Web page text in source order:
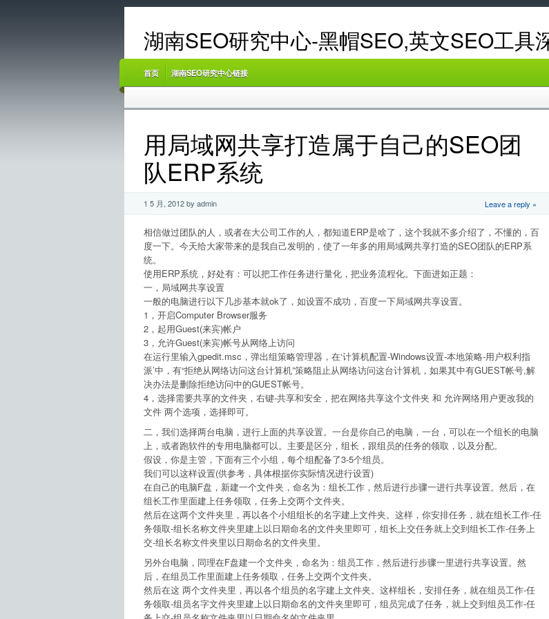
湖南SEO研究中心-黑帽SEO,英文SEO工具
首页 湖南SEO研究中心链接
用局域网共享打造属于自己的SEO团
队ERP系统
1 5 月, 2012 by admin Leave a reply »
相信做过团队的人，或者在大公司工作的人，都知道ERP是啥了，这个我就不多介绍了，不懂的，百
度一下。今天给大家带来的是我自己发明的，使了一年多的用局域网共享打造的SEO团队的ERP系
统。
使用ERP系统，好处有：可以把工作任务进行量化，把业务流程化。下面进如正题：
一，局域网共享设置
一般的电脑进行以下几步基本就ok了，如设置不成功，百度一下局域网共享设置。
1，开启Computer Browser服务
2，起用Guest(来宾)帐户
3，允许Guest(来宾)帐号从网络上访问
在运行里输入gpedit.msc，弹出组策略管理器，在‘计算机配置-Windows设置-本地策略-用户权利指
派’中，有“拒绝从网络访问这台计算机”策略阻止从网络访问这台计算机，如果其中有GUEST帐号,解
决办法是删除拒绝访问中的GUEST帐号。
4，选择需要共享的文件夹，右键-共享和安全，把在网络共享这个文件夹 和 允许网络用户更改我的
文件 两个选项，选择即可。
二，我们选择两台电脑，进行上面的共享设置。一台是你自己的电脑，一台，可以在一个组长的电脑
上，或者跑软件的专用电脑都可以。主要是区分，组长，跟组员的任务的领取，以及分配。
假设，你是主管，下面有三个小组，每个组配备了3-5个组员。
我们可以这样设置(供参考，具体根据你实际情况进行设置)
在自己的电脑F盘，新建一个文件夹，命名为：组长工作，然后进行步骤一进行共享设置。然后，在
组长工作里面建上任务领取，任务上交两个文件夹。
然后在这两个文件夹里，再以各个小组组长的名字建上文件夹。这样，你安排任务，就在组长工作-任
务领取-组长名称文件夹里建上以日期命名的文件夹里即可，组长上交任务就上交到组长工作-任务上
交-组长名称文件夹里以日期命名的文件夹里。
另外台电脑，同理在F盘建一个文件夹，命名为：组员工作，然后进行步骤一里进行共享设置。然
后，在组员工作里面建上任务领取，任务上交两个文件夹。
然后在这 两个文件夹里，再以各个组员的名字建上文件夹。这样组长，安排任务，就在组员工作-任
务领取-组员名字文件夹里建上以日期命名的文件夹里即可，组员完成了任务，就上交到组员工作-任